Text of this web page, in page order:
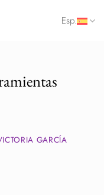
Esp.
GARCÍA